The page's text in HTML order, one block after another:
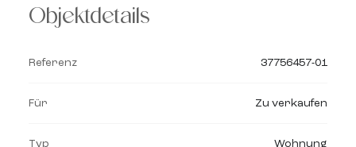
Objektdetails
Referenz 37756457-01
Für Zu verkaufen
Typ Wohnung